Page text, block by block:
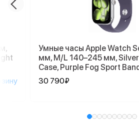
Умные часы Apple Watch
мм, M/L 140–245 мм,
Case, Purple Fog Sport
30 790₽